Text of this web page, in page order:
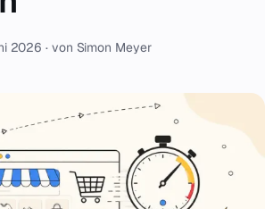
2026 · von Simon Meyer